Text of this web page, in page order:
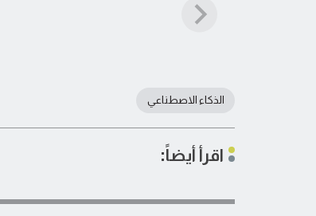
الذكاء الاصطناعي
اقرأ أيضاً: